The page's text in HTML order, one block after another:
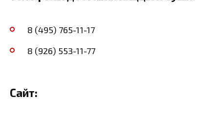
8 (495) 765-11-17
8 (926) 553-11-77
Сайт: